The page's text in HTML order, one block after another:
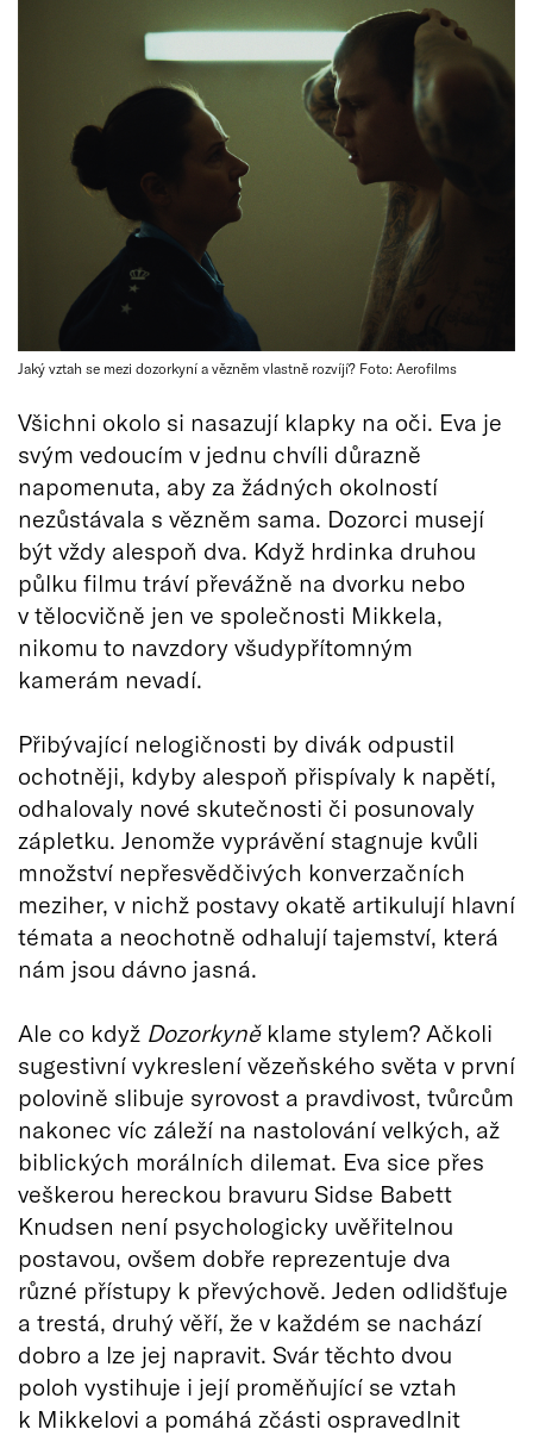
Jaký vztah se mezi dozorkyní a vězněm vlastně rozvíjí? Foto: Aerofilms
Všichni okolo si nasazují klapky na oči. Eva je
svým vedoucím v jednu chvíli důrazně
napomenuta, aby za žádných okolností
nezůstávala s vězněm sama. Dozorci musejí
být vždy alespoň dva. Když hrdinka druhou
půlku filmu tráví převážně na dvorku nebo
v tělocvičně jen ve společnosti Mikkela,
nikomu to navzdory všudypřítomným
kamerám nevadí.
Přibývající nelogičnosti by divák odpustil
ochotněji, kdyby alespoň přispívaly k napětí,
odhalovaly nové skutečnosti či posunovaly
zápletku. Jenomže vyprávění stagnuje kvůli
množství nepřesvědčivých konverzačních
meziher, v nichž postavy okatě artikulují hlavní
témata a neochotně odhalují tajemství, která
nám jsou dávno jasná.
Ale co když Dozorkyněklame stylem? Ačkoli
sugestivní vykreslení vězeňského světa v první
polovině slibuje syrovost a pravdivost, tvůrcům
nakonec víc záleží na nastolování velkých, až
biblických morálních dilemat. Eva sice přes
veškerou hereckou bravuru Sidse Babett
Knudsen není psychologicky uvěřitelnou
postavou, ovšem dobře reprezentuje dva
různé přístupy k převýchově. Jeden odlidšťuje
a trestá, druhý věří, že v každém se nachází
dobro a lze jej napravit. Svár těchto dvou
poloh vystihuje i její proměňující se vztah
k Mikkelovi a pomáhá zčásti ospravedlnit